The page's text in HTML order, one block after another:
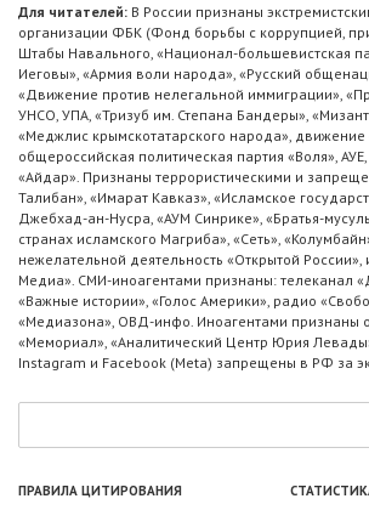
Для читателей: В России признаны
организации ФБК (Фонд борьбы с коррупцией,
Штабы Навального, «Национал-большевистская
Иеговы», «Армия воли народа», «Русский
«Движение против нелегальной иммиграции»,
УНСО, УПА, «Тризуб им. Степана Бандеры»,
«Меджлис крымскотатарского народа», движение
общероссийская политическая партия «Воля»,
«Айдар». Признаны террористическими и
Талибан», «Имарат Кавказ», «Исламское
Джебхад-ан-Нусра, «АУМ Синрике», «Братья-
странах исламского Магриба», «Сеть»,
нежелательной деятельность «Открытой России»,
Медиа». СМИ-иноагентами признаны: телеканал
«Важные истории», «Голос Америки», радио
«Медиазона», ОВД-инфо. Иноагентами признаны
«Мемориал», «Аналитический Центр Юрия
Instagram и Facebook (Metа) запрещены в РФ за
ПРАВИЛА ЦИТИРОВАНИЯ